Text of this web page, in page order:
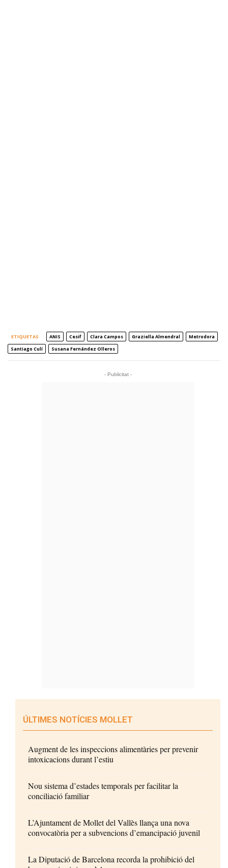
ETIQUETAS ANIS Cesif Clara Campos Graziella Almendral
Metrodora
Santiago Culí
Susana Fernández Olleros
- Publicitat -
ÚLTIMES NOTÍCIES MOLLET
Augment de les inspeccions alimentàries per prevenir
intoxicacions durant l’estiu
Nou sistema d’estades temporals per facilitar la
conciliació familiar
L’Ajuntament de Mollet del Vallès llança una nova
convocatòria per a subvencions d’emancipació juvenil
La Diputació de Barcelona recorda la prohibició del